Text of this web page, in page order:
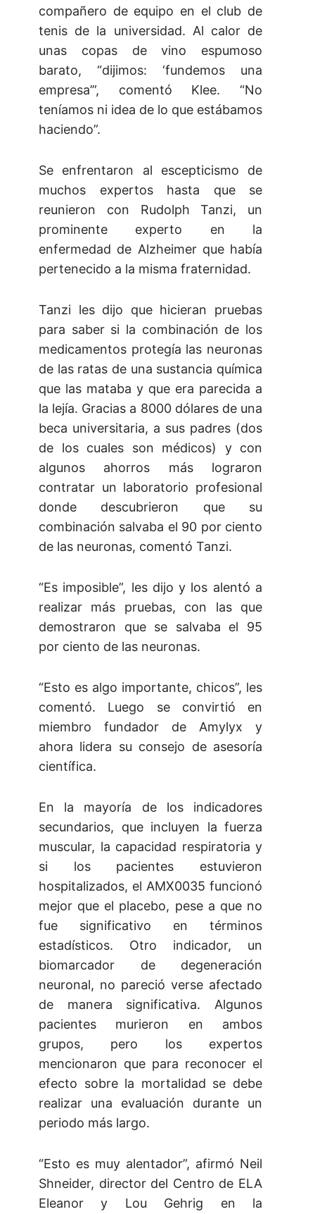
compañero de equipo en el club de
tenis de la universidad. Al calor de
unas copas de vino espumoso
barato, “dijimos: ‘fundemos una
empresa’”, comentó Klee. “No
teníamos ni idea de lo que estábamos
haciendo”.
Se enfrentaron al escepticismo de
muchos expertos hasta que se
reunieron con Rudolph Tanzi, un
prominente experto en la
enfermedad de Alzheimer que había
pertenecido a la misma fraternidad.
Tanzi les dijo que hicieran pruebas
para saber si la combinación de los
medicamentos protegía las neuronas
de las ratas de una sustancia química
que las mataba y que era parecida a
la lejía. Gracias a 8000 dólares de una
beca universitaria, a sus padres (dos
de los cuales son médicos) y con
algunos ahorros más lograron
contratar un laboratorio profesional
donde descubrieron que su
combinación salvaba el 90 por ciento
de las neuronas, comentó Tanzi.
“Es imposible”, les dijo y los alentó a
realizar más pruebas, con las que
demostraron que se salvaba el 95
por ciento de las neuronas.
“Esto es algo importante, chicos”, les
comentó. Luego se convirtió en
miembro fundador de Amylyx y
ahora lidera su consejo de asesoría
científica.
En la mayoría de los indicadores
secundarios, que incluyen la fuerza
muscular, la capacidad respiratoria y
si los pacientes estuvieron
hospitalizados, el AMX0035 funcionó
mejor que el placebo, pese a que no
fue significativo en términos
estadísticos. Otro indicador, un
biomarcador de degeneración
neuronal, no pareció verse afectado
de manera significativa. Algunos
pacientes murieron en ambos
grupos, pero los expertos
mencionaron que para reconocer el
efecto sobre la mortalidad se debe
realizar una evaluación durante un
periodo más largo.
“Esto es muy alentador”, afirmó Neil
Shneider, director del Centro de ELA
Eleanor y Lou Gehrig en la